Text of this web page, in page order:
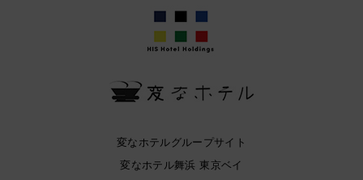
変なホテルグループサイト
変なホテル舞浜 東京ベイ